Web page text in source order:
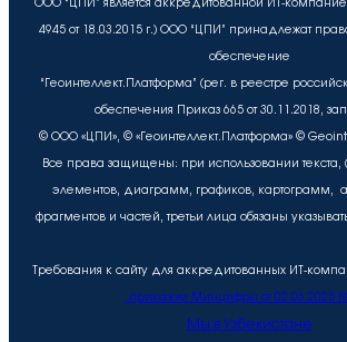
ООО “ЦПИ” является аккредитованной ИТ-
4945 от 18.03.2015 г.) ООО “ЦПИ” принадлежат
обеспечение
“Геоинтеллект.Платформа” (рег. в реестре
обеспечения Приказ 665 от 30.11.2018,
© ООО «ЦПИ», © «Геоинтеллект.Платформа» ©
Все права защищены: при использовании текста,
элементов, диаграмм, графиков, картограмм,
фрагментов и частей, третьи лица обязаны
Требования к сайту для аккредитованных ИТ-
приказом Минцифры от 02.06.2025 №
Мы в Узбекистане